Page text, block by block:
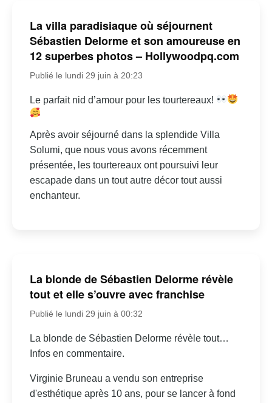
La villa paradisiaque où séjournent
Sébastien Delorme et son amoureuse en
12 superbes photos – Hollywoodpq.com
Publié le lundi 29 juin à 20:23
Le parfait nid d’amour pour les tourtereaux!
Après avoir séjourné dans la splendide Villa
Solumi, que nous vous avons récemment
présentée, les tourtereaux ont poursuivi leur
escapade dans un tout autre décor tout aussi
enchanteur.
La blonde de Sébastien Delorme révèle
tout et elle s’ouvre avec franchise
Publié le lundi 29 juin à 00:32
La blonde de Sébastien Delorme révèle tout…
Infos en commentaire.
Virginie Bruneau a vendu son entreprise
d'esthétique après 10 ans, pour se lancer à fond